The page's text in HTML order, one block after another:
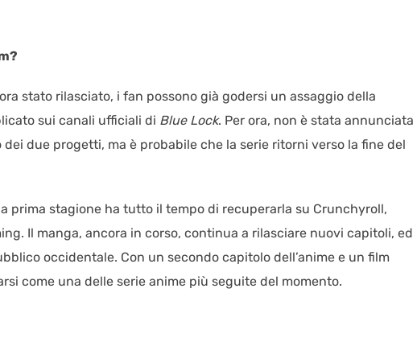
stato rilasciato, i fan possono già godersi un assaggio della
sui canali ufficiali di Blue Lock. Per ora, non è stata annunciata
due progetti, ma è probabile che la serie ritorni verso la fine del
prima stagione ha tutto il tempo di recuperarla su Crunchyroll,
Il manga, ancora in corso, continua a rilasciare nuovi capitoli, ed
occidentale. Con un secondo capitolo dell’anime e un film
come una delle serie anime più seguite del momento.